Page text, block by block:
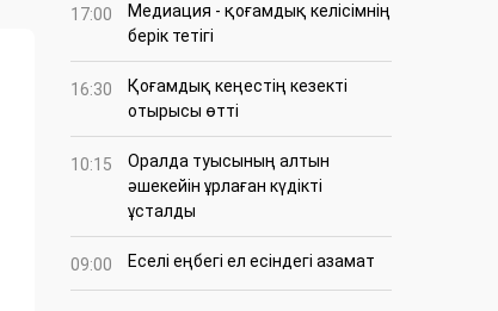
17:00
Медиация - қоғамдық келісімнің
берік тетігі
16:30
Қоғамдық кеңестің кезекті
отырысы өтті
10:15
Оралда туысының алтын
әшекейін ұрлаған күдікті
ұсталды
09:00 Еселі еңбегі ел есіндегі азамат